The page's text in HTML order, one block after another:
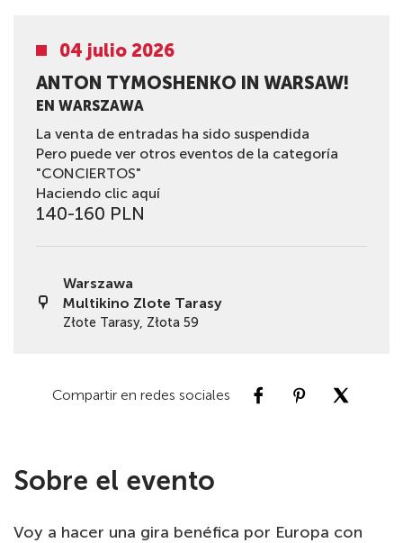
04 julio 2026
ANTON TYMOSHENKO IN WARSAW!
EN WARSZAWA
La venta de entradas ha sido suspendida
Pero puede ver otros eventos de la categoría
"CONCIERTOS"
Haciendo clic aquí
140-160 PLN
Warszawa
Multikino Zlote Tarasy
Złote Tarasy, Złota 59
Compartir en redes sociales
Sobre el evento
Voy a hacer una gira benéfica por Europa con